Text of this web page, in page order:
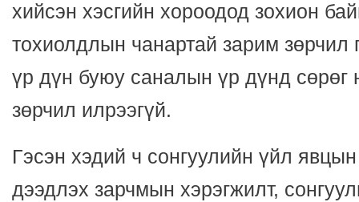
хийсэн хэсгийн хороодод зохион
тохиолдлын чанартай зарим зөрчил
үр дүн буюу саналын үр дүнд сөрөг
зөрчил илрээгүй.
Гэсэн хэдий ч сонгуулийн үйл
дээдлэх зарчмын хэрэгжилт,